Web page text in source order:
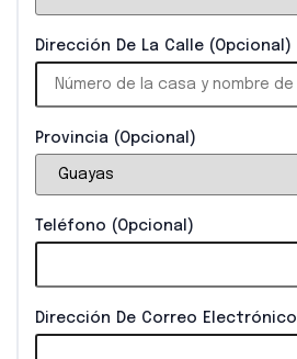
Dirección De La Calle (opcional)
Provincia (opcional)
Teléfono (opcional)
Dirección De Correo Electrónico